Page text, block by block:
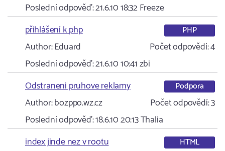
Poslední odpověď:21.6.10 18:32Freeze
přihlášení k php
PHP
Author:Eduard Počet odpovědí:4
Poslední odpověď:21.6.10 10:41zbi
Odstraneni pruhove reklamy
Podpora
Author:bozppo.wz.cz Počet odpovědí:3
Poslední odpověď:18.6.10 20:13Thalia
index jinde nez v rootu
HTML